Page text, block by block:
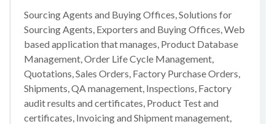
Sourcing Agents and Buying Offices, Solutions for
Sourcing Agents, Exporters and Buying Offices, Web
based application that manages, Product Database
Management, Order Life Cycle Management,
Quotations, Sales Orders, Factory Purchase Orders,
Shipments, QA management, Inspections, Factory
audit results and certificates, Product Test and
certificates, Invoicing and Shipment management,